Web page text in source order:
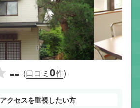
-- (口コミ0件)
アクセスを重視したい方